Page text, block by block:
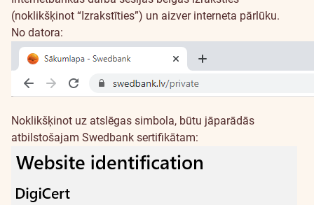
(noklikšķinot “Izrakstīties”) un aizver interneta pārlūku.
No datora:
Noklikšķinot uz atslēgas simbola, būtu jāparādās
atbilstošajam Swedbank sertifikātam: